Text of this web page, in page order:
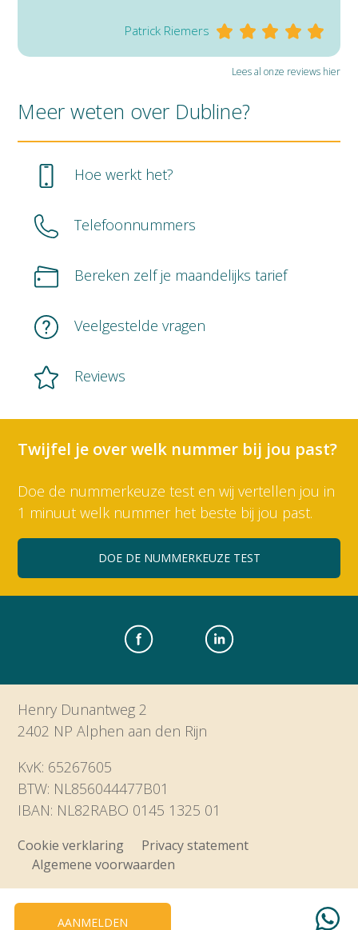
Patrick Riemers
Lees al onze reviews hier
Meer weten over Dubline?
Hoe werkt het?
Telefoonnummers
Bereken zelf je maandelijks tarief
Veelgestelde vragen
Reviews
Twijfel je over welk nummer bij jou past?
Doe de nummerkeuze test en wij vertellen jou in
1 minuut welk nummer het beste bij jou past.
DOE DE NUMMERKEUZE TEST
Henry Dunantweg 2
2402 NP Alphen aan den Rijn
KvK: 65267605
BTW: NL856044477B01
IBAN: NL82RABO 0145 1325 01
Cookie verklaring
Privacy statement
Algemene voorwaarden
AANMELDEN